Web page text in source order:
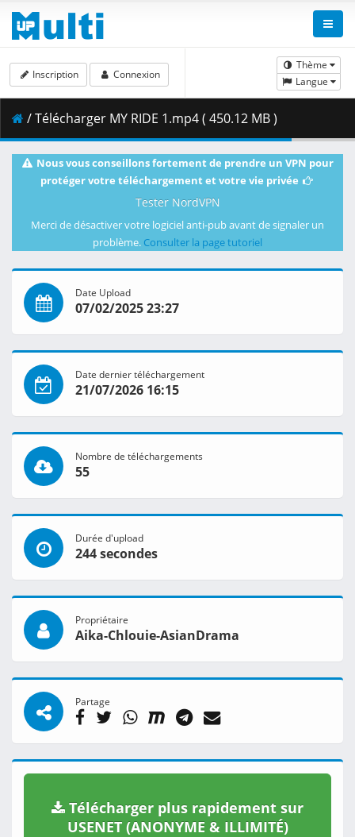
Thème
Langue
Inscription Connexion
/ Télécharger MY RIDE 1.mp4 ( 450.12 MB )
Nous vous conseillons fortement de prendre un VPN pour
protéger votre téléchargement et votre vie privée
Tester NordVPN
Merci de désactiver votre logiciel anti-pub avant de signaler un
problème. Consulter la page tutoriel
Date Upload
07/02/2025 23:27
Date dernier téléchargement
21/07/2026 16:15
Nombre de téléchargements
55
Durée d'upload
244 secondes
Propriétaire
Aika-Chlouie-AsianDrama
Partage
Télécharger plus rapidement sur
USENET (ANONYME & ILLIMITÉ)